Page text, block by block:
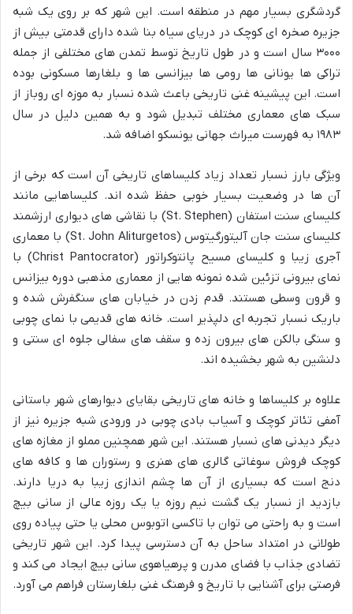
گردشگری بسیار مهم در منطقه است. این شهر که بر روی یک شبه
جزیره صخره ای کوچک در دریای سیاه بنا شده دارای قدمتی بیش از
۳۰۰۰ سال است و در طول تاریخ توسط تمدن های مختلفی از جمله
تراکی ها یونانی ها رومی ها بیزانسی ها و بلغارها مسکونی بوده
است. این پیشینه غنی تاریخی باعث شده نسبار به موزه ای روباز از
سبک های معماری مختلف تبدیل شود و به همین دلیل در سال
۱۹۸۳ به فهرست میراث جهانی یونسکو اضافه شد.
ویژگی بارز نسبار تعداد زیاد کلیساهای تاریخی آن است که برخی از
آن ها در وضعیت بسیار خوبی حفظ شده اند. کلیساهایی مانند
کلیسای سنت استفان (St. Stephen) با نقاشی های دیواری ارزشمند
کلیسای سنت جان آلیتورگیتوس (St. John Aliturgetos) با معماری
آجری زیبا و کلیسای مسیح پانتوکراتور (Christ Pantocrator) با
نمای بیرونی تزئین شده نمونه هایی از معماری مذهبی دوره بیزانس
و قرون وسطی هستند. قدم زدن در خیابان های سنگفرش شده و
باریک نسبار تجربه ای دلپذیر است. خانه های قدیمی با نمای چوبی
و سنگی بالکن های بیرون زده و سقف های سفالی جلوه ای سنتی و
دلنشین به شهر بخشیده اند.
علاوه بر کلیساها و خانه های تاریخی بقایای دیوارهای شهر باستانی
آمفی تئاتر کوچک و آسیاب بادی چوبی در ورودی شبه جزیره نیز از
دیگر دیدنی های نسبار هستند. این شهر همچنین مملو از مغازه های
کوچک فروش سوغاتی گالری های هنری و رستوران ها و کافه های
دنج است که بسیاری از آن ها چشم اندازی زیبا به دریا دارند.
بازدید از نسبار یک گشت نیم روزه یا یک روزه عالی از سانی بیچ
است و به راحتی می توان با تاکسی اتوبوس محلی یا حتی پیاده روی
طولانی در امتداد ساحل به آن دسترسی پیدا کرد. این شهر تاریخی
تضادی جذاب با فضای مدرن و پرهیاهوی سانی بیچ ایجاد می کند و
فرصتی برای آشنایی با تاریخ و فرهنگ غنی بلغارستان فراهم می آورد.